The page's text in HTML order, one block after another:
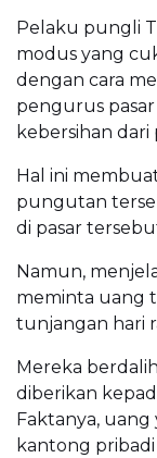
Pelaku pungli
modus yang
dengan cara
pengurus
kebersihan dari
Hal ini
pungutan
di pasar
Namun,
meminta uang
tunjangan hari
Mereka
diberikan
Faktanya,
kantong